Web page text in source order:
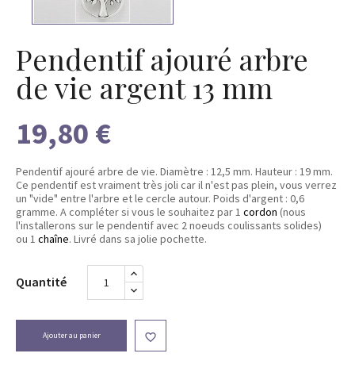
Pendentif ajouré arbre
de vie argent 13 mm
19,80 €
Pendentif ajouré arbre de vie. Diamètre : 12,5 mm. Hauteur : 19 mm.
Ce pendentif est vraiment très joli car il n'est pas plein, vous verrez
un "vide" entre l'arbre et le cercle autour. Poids d'argent : 0,6
gramme. A compléter si vous le souhaitez par 1 cordon (nous
l'installerons sur le pendentif avec 2 noeuds coulissants solides)
ou 1 chaîne. Livré dans sa jolie pochette.
Quantité
Ajouter au panier 